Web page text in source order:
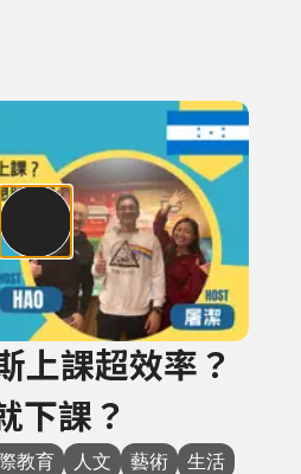
名稱、主持人或關鍵字
上課超效率？
下課？
教育 人文 藝術 生活